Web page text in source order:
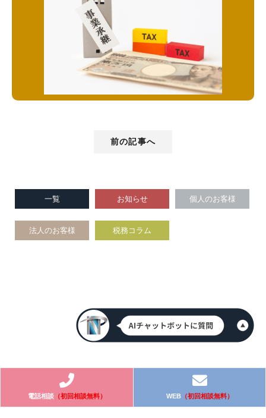
前の記事へ
一覧 お知らせ 個人のお客様
法人のお客様 税務コラム
電話相談（初回相談無料） WEB（初回相談無料）